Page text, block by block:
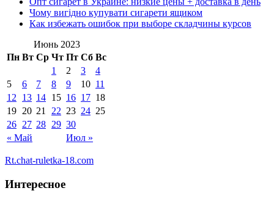
Чому вигідно купувати сигарети ящиком
Как избежать ошибок при выборе складчины курсов
Июнь 2023
Пн Вт Ср Чт Пт Сб Вс
« Май Июл »
1 2 3
4
5
6 7 8 9 10 11
12
13 14 15 16 17 18
19 20 21 22 23 24 25
26 27 28 29 30
Rt.chat-ruletka-18.com
Интересное